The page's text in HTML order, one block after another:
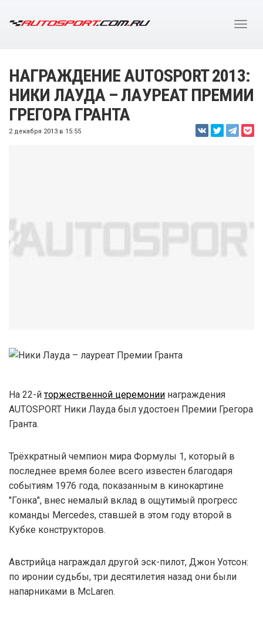
НАГРАЖДЕНИЕ AUTOSPORT 2013:
НИКИ ЛАУДА – ЛАУРЕАТ ПРЕМИИ
ГРЕГОРА ГРАНТА
2 декабря 2013 в 15:55
На 22-йторжественной церемонии награждения
AUTOSPORT Ники Лауда был удостоен Премии Грегора
Гранта.
Трёхкратный чемпион мира Формулы 1, который в
последнее время более всего известен благодаря
событиям 1976 года, показанным в кинокартине
"Гонка", внес немалый вклад в ощутимый прогресс
команды Mercedes, ставшей в этом году второй в
Кубке конструкторов.
Австрийца награждал другой эск-пилот, Джон Уотсон:
по иронии судьбы, три десятилетия назад они были
напарниками в McLaren.